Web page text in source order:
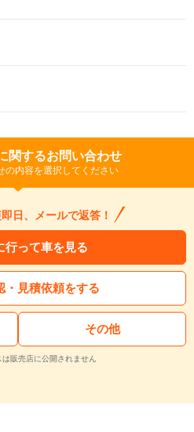
関するお問い合わせ
の内容を選択してください
日、メールで返答！
行って車を見る
・見積依頼をする
その他
販売店に公開されません